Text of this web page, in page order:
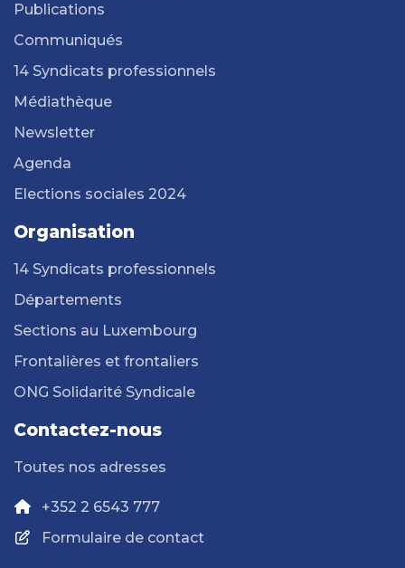
Publications
Communiqués
14 Syndicats professionnels
Médiathèque
Newsletter
Agenda
Elections sociales 2024
Organisation
14 Syndicats professionnels
Départements
Sections au Luxembourg
Frontalières et frontaliers
ONG Solidarité Syndicale
Contactez-nous
Toutes nos adresses
+352 2 6543 777
Formulaire de contact